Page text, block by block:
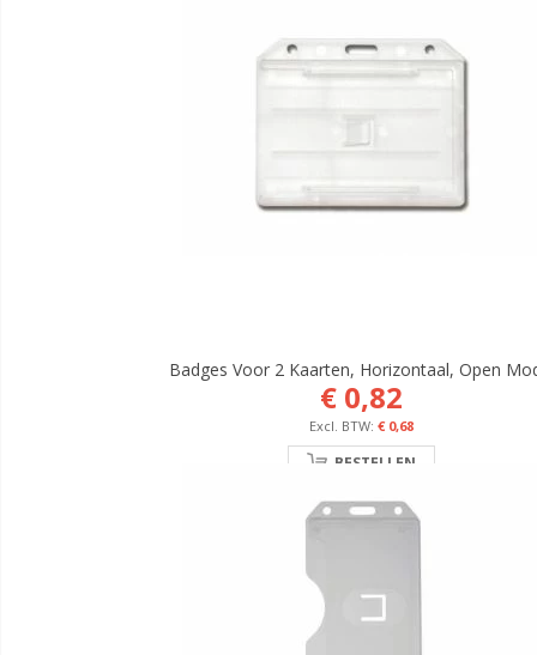
Badges Voor 2 Kaarten, Horizontaal, Open
€ 0,82
€ 0,68
BESTELLEN